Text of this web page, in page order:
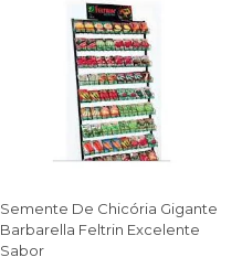
Semente De Chicória Gigante
Barbarella Feltrin Excelente
Sabor